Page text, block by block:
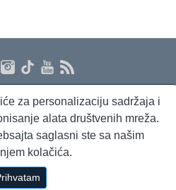
Politika privatnosti Kontakt RSS
servis
za personalizaciju sadržaja i
alata društvenih mreža.
saglasni ste sa našim
kolačića.